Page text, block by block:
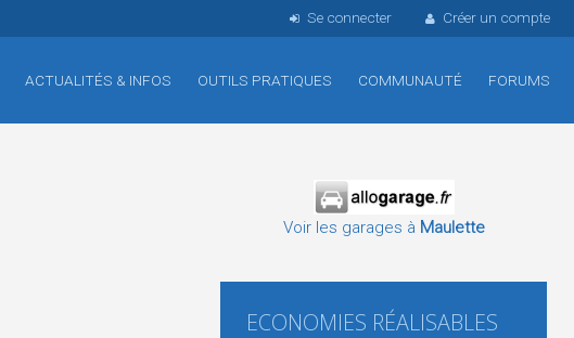
Se connecter Créer un compte
ACTUALITÉS & INFOS OUTILS PRATIQUES COMMUNAUTÉ FORUMS
Voir les garages à Maulette
ECONOMIES RÉALISABLES